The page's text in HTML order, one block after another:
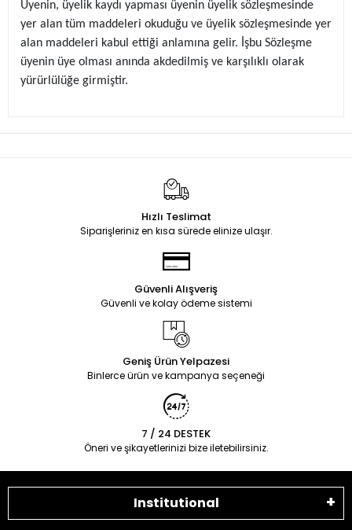
Üyenin, üyelik kaydı yapması üyenin üyelik sözleşmesinde
yer alan tüm maddeleri okuduğu ve üyelik sözleşmesinde yer
alan maddeleri kabul ettiği anlamına gelir. İşbu Sözleşme
üyenin üye olması anında akdedilmiş ve karşılıklı olarak
yürürlülüğe girmiştir.
Hızlı Teslimat
Siparişleriniz en kısa sürede elinize ulaşır.
Güvenli Alışveriş
Güvenli ve kolay ödeme sistemi
Geniş Ürün Yelpazesi
Binlerce ürün ve kampanya seçeneği
7 / 24 DESTEK
Öneri ve şikayetlerinizi bize iletebilirsiniz.
Institutional